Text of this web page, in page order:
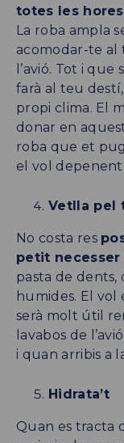
totes les
La roba ampla
acomodar-te al
l’avió. Tot i que
farà al teu
propi clima. El
donar en
roba que et
el vol
Vetlla pel
No costa res
petit necesser
pasta de
humides. El
serà molt útil
lavabos de
i quan arribis a
Hidrata’t
Quan es tracta